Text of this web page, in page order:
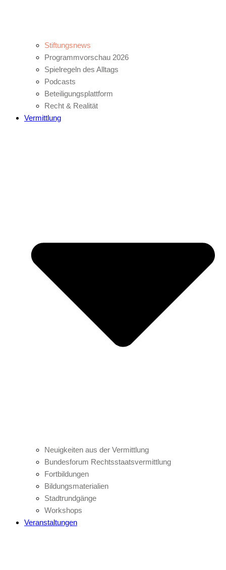
Stiftungsnews
Programmvorschau 2026
Spielregeln des Alltags
Podcasts
Beteiligungsplattform
Recht & Realität
Vermittlung
Neuigkeiten aus der Vermittlung
Bundesforum Rechtsstaatsvermittlung
Fortbildungen
Bildungsmaterialien
Stadtrundgänge
Workshops
Veranstaltungen